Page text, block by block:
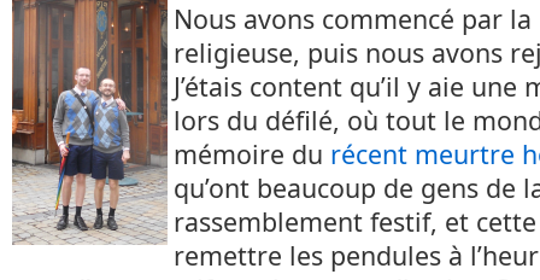
Nous avons commencé par
religieuse, puis nous avons
J’étais content qu’il y aie une
lors du défilé, où tout le
mémoire du récent meurtre
qu’ont beaucoup de gens de
rassemblement festif, et
remettre les pendules à